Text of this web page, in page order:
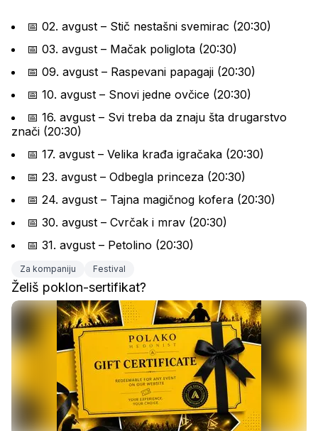
📅 02. avgust – Stič nestašni svemirac (20:30)
📅 03. avgust – Mačak poliglota (20:30)
📅 09. avgust – Raspevani papagaji (20:30)
📅 10. avgust – Snovi jedne ovčice (20:30)
📅 16. avgust – Svi treba da znaju šta drugarstvo
znači (20:30)
📅 17. avgust – Velika krađa igračaka (20:30)
📅 23. avgust – Odbegla princeza (20:30)
📅 24. avgust – Tajna magičnog kofera (20:30)
📅 30. avgust – Cvrčak i mrav (20:30)
📅 31. avgust – Petolino (20:30)
Za kompaniju Festival
Želiš poklon-sertifikat?